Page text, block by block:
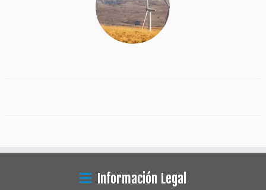
Información Legal